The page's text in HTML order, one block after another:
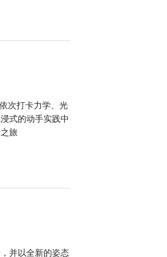
次打卡力学、光
式的动手实践中
旅
并以全新的姿态